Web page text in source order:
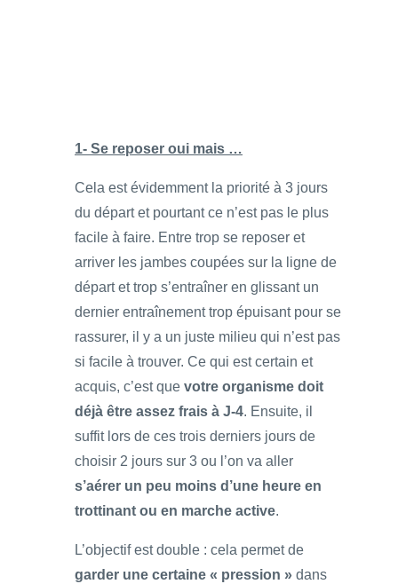
1- Se reposer oui mais …
Cela est évidemment la priorité à 3 jours
du départ et pourtant ce n’est pas le plus
facile à faire. Entre trop se reposer et
arriver les jambes coupées sur la ligne de
départ et trop s’entraîner en glissant un
dernier entraînement trop épuisant pour se
rassurer, il y a un juste milieu qui n’est pas
si facile à trouver. Ce qui est certain et
acquis, c’est que votre organisme doit
déjà être assez frais à J-4. Ensuite, il
suffit lors de ces trois derniers jours de
choisir 2 jours sur 3 ou l’on va aller
s’aérer un peu moins d’une heure en
trottinant ou en marche active.
L’objectif est double : cela permet de
garder une certaine « pression » dans